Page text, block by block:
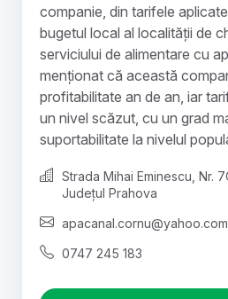
companie, din tarifele
bugetul local al localității de
serviciului de alimentare cu
menționat că această
profitabilitate an de an, iar
un nivel scăzut, cu un grad
suportabilitate la nivelul
Strada Mihai Eminescu, Nr.
Județul Prahova
apacanal.cornu@yahoo.com
0747 245 183